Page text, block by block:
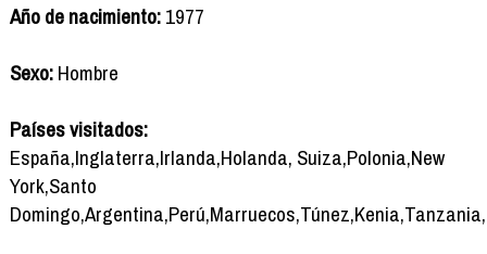
Año de nacimiento:1977
Sexo:Hombre
Países visitados:
España,Inglaterra,Irlanda,Holanda, Suiza,Polonia,New
York,Santo